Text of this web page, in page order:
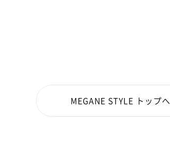
MEGANE STYLE トップへ